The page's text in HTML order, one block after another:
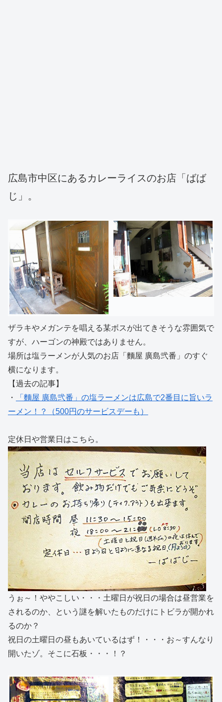
広島市中区にあるカレーライスのお店「ばば
じ」。
ザラキやメガンテを唱える某ボスが出てきそうな雰囲気で
すが、ハーゴンの神殿ではありません。
場所は塩ラーメンが人気のお店「麵屋 廣島弐番」のすぐ
横になります。
【過去の記事】
・
「麵屋 廣島弐番」の塩ラーメンは広島で2番目に旨いラ
ーメン！？（500円のサービスデーも）
定休日や営業日はこちら。
うぉ～！ややこしい・・・土曜日が祝日の場合は昼営業を
されるのか、という謎を解いたものだけにトビラが開かれ
るのか？
祝日の土曜日の昼もあいているはず！・・・お～すんなり
開いたゾ。そこに石板・・・！？